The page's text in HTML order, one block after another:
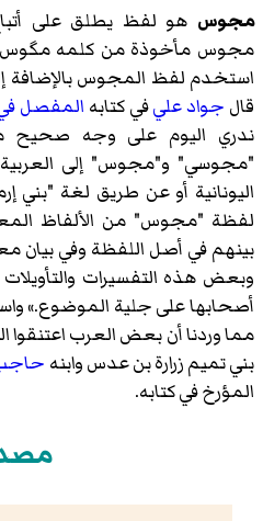
مجوس هو لفظ يطلق على
مجوس مأخوذة من كلمه مگوس
استخدم لفظ المجوس بالإضافة
قال جواد عليفي كتابه المفصل في
ندري اليوم على وجه
"مجوسي" و"مجوس" إلى
اليونانية أو عن طريق لغة "بني
لفظة "مجوس" من الألفاظ
بينهم في أصل اللفظة وفي بيان
وبعض هذه التفسيرات
أصحابها على جلية الموضوع.»
مما وردنا أن بعض العرب
بني تميمزرارة بن عدسوابنه حاجب
المؤرخ في كتابه.